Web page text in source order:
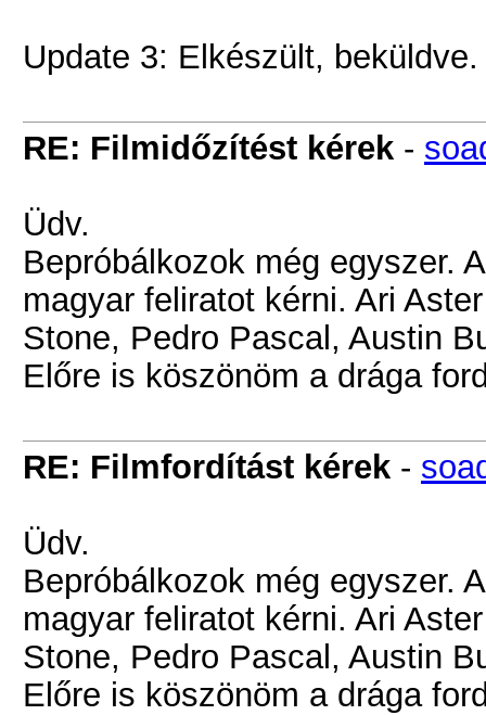
Update 3: Elkészült, beküldve.
RE: Filmidőzítést kérek -
Üdv.
Bepróbálkozok még egyszer.
magyar feliratot kérni. Ari
Stone, Pedro Pascal, Austin
Előre is köszönöm a drága
RE: Filmfordítást kérek -
Üdv.
Bepróbálkozok még egyszer.
magyar feliratot kérni. Ari
Stone, Pedro Pascal, Austin
Előre is köszönöm a drága